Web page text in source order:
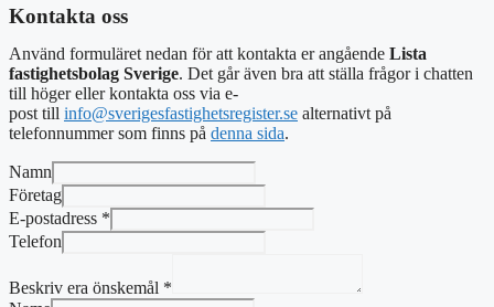
Kontakta oss
Använd formuläret nedan för att kontakta er angående Lista
fastighetsbolag Sverige. Det går även bra att ställa frågor i chatten
till höger eller kontakta oss via e-
post till info@sverigesfastighetsregister.se alternativt på
telefonnummer som finns på denna sida.
Namn
Företag
E-postadress *
Telefon
Beskriv era önskemål *